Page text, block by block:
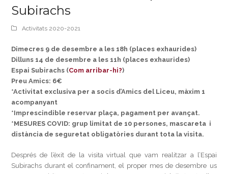
Subirachs
Activitats 2020-2021
Dimecres 9 de desembre a les 18h (places exhaurides)
Dilluns 14 de desembre a les 11h (places exhaurides)
Espai Subirachs (Com arribar-hi?)
Preu Amics: 6€
*Activitat exclusiva per a socis d’Amics del Liceu, màxim 1
acompanyant
*Imprescindible reservar plaça, pagament per avançat.
*MESURES COVID: grup limitat de 10 persones, mascareta i
distància de seguretat obligatòries durant tota la visita.
Després de l’èxit de la visita virtual que vam realitzar a l’Espai
Subirachs durant el confinament, el proper mes de desembre us